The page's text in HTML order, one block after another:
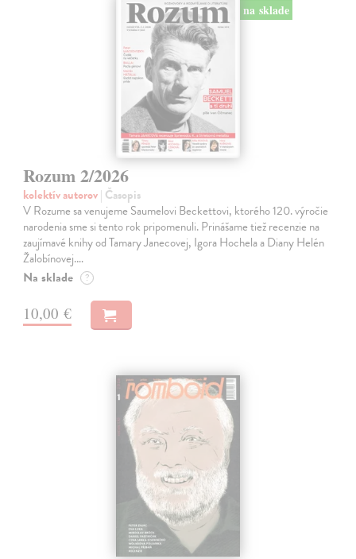
na sklade
Rozum 2/2026
kolektív autorov| Časopis
V Rozume sa venujeme Saumelovi Beckettovi, ktorého 120. výročie
narodenia sme si tento rok pripomenuli. Prinášame tiež recenzie na
zaujímavé knihy od Tamary Janecovej, Igora Hochela a Diany Helén
Žalobínovej.…
Na sklade ?
10,00 €